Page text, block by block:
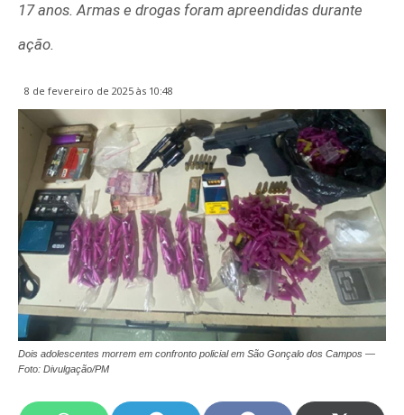
17 anos. Armas e drogas foram apreendidas durante
ação.
8 de fevereiro de 2025 às 10:48
Dois adolescentes morrem em confronto policial em São Gonçalo dos Campos —
Foto: Divulgação/PM